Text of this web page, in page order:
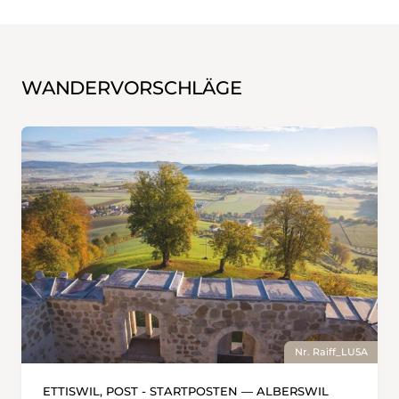
WANDERVORSCHLÄGE
Nr. Raiff_LU5A
ETTISWIL, POST - STARTPOSTEN — ALBERSWIL